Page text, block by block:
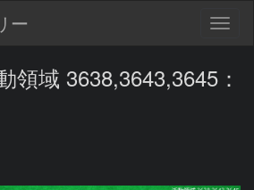
ー
領域 3638,3643,3645：